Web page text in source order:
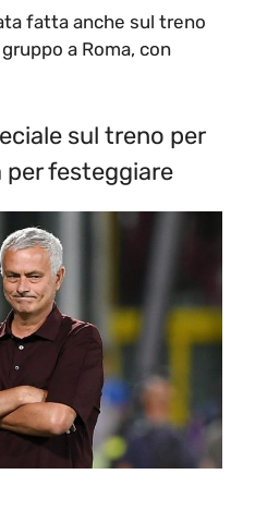
fatta anche sul treno
a Roma, con
sul treno per
per festeggiare